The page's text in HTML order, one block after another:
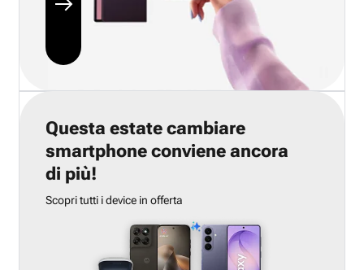
Questa estate cambiare
smartphone conviene ancora
di più!
Scopri tutti i device in offerta